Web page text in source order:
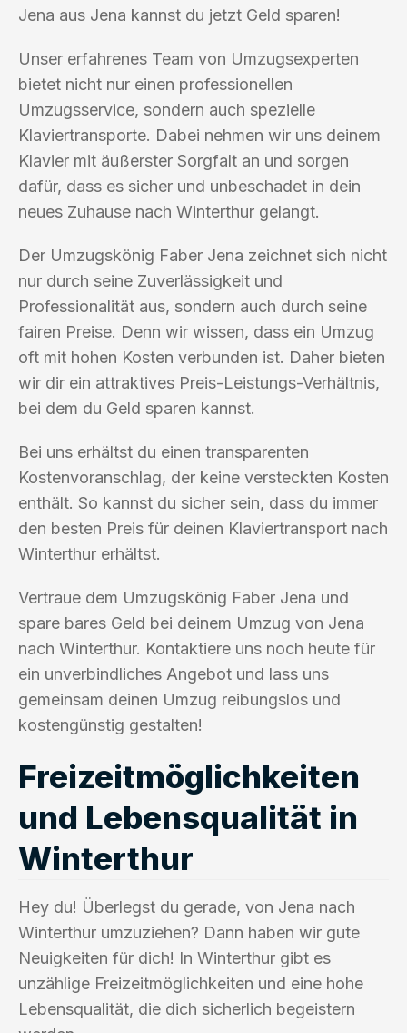
Jena aus Jena kannst du jetzt Geld sparen!
Unser erfahrenes Team von Umzugsexperten
bietet nicht nur einen professionellen
Umzugsservice, sondern auch spezielle
Klaviertransporte. Dabei nehmen wir uns deinem
Klavier mit äußerster Sorgfalt an und sorgen
dafür, dass es sicher und unbeschadet in dein
neues Zuhause nach Winterthur gelangt.
Der Umzugskönig Faber Jena zeichnet sich nicht
nur durch seine Zuverlässigkeit und
Professionalität aus, sondern auch durch seine
fairen Preise. Denn wir wissen, dass ein Umzug
oft mit hohen Kosten verbunden ist. Daher bieten
wir dir ein attraktives Preis-Leistungs-Verhältnis,
bei dem du Geld sparen kannst.
Bei uns erhältst du einen transparenten
Kostenvoranschlag, der keine versteckten Kosten
enthält. So kannst du sicher sein, dass du immer
den besten Preis für deinen Klaviertransport nach
Winterthur erhältst.
Vertraue dem Umzugskönig Faber Jena und
spare bares Geld bei deinem Umzug von Jena
nach Winterthur. Kontaktiere uns noch heute für
ein unverbindliches Angebot und lass uns
gemeinsam deinen Umzug reibungslos und
kostengünstig gestalten!
Freizeitmöglichkeiten
und Lebensqualität in
Winterthur
Hey du! Überlegst du gerade, von Jena nach
Winterthur umzuziehen? Dann haben wir gute
Neuigkeiten für dich! In Winterthur gibt es
unzählige Freizeitmöglichkeiten und eine hohe
Lebensqualität, die dich sicherlich begeistern